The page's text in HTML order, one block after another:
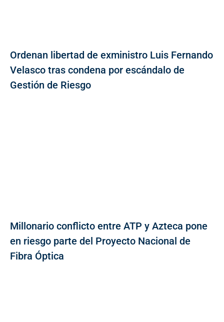
Ordenan libertad de exministro Luis Fernando
Velasco tras condena por escándalo de
Gestión de Riesgo
Millonario conflicto entre ATP y Azteca pone
en riesgo parte del Proyecto Nacional de
Fibra Óptica